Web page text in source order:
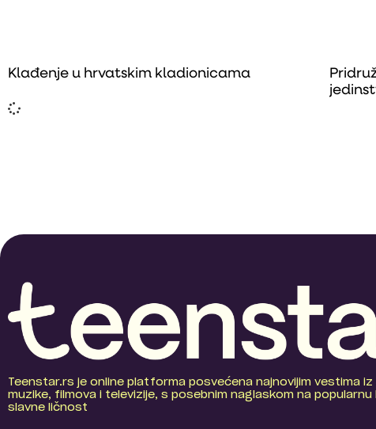
Klađenje u hrvatskim kladionicama
Teenstar.rs je online platforma posvećena najnovijim vestima iz
muzike, filmova i televizije, s posebnim naglaskom na popularnu
slavne ličnost